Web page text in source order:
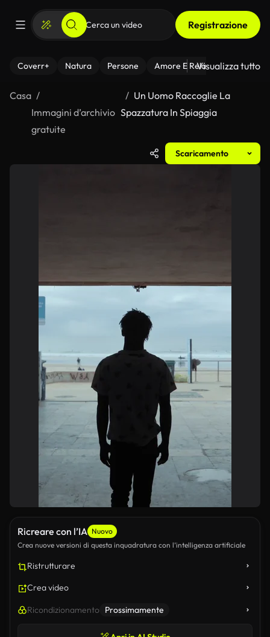
Registrazione
Coverr+ Natura Persone Amore E Relazioni Il
Visualizza tutto
Casa
Immagini d’archivio
gratuite
Un Uomo Raccoglie La
Spazzatura In Spiaggia
Scaricamento
Ricreare con l’IA Nuovo
Crea nuove versioni di questa inquadratura con l’intelligenza artificiale
Ristrutturare
Crea video
Ricondizionamento Prossimamente